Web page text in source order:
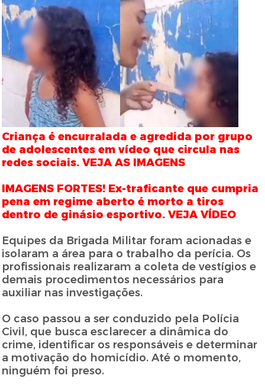
Criança é encurralada e agredida por grupo
de adolescentes em vídeo que circula nas
redes sociais. VEJA AS IMAGENS
IMAGENS FORTES! Ex-traficante que cumpria
pena em regime aberto é morto a tiros
dentro de ginásio esportivo. VEJA VÍDEO
Equipes da Brigada Militar foram acionadas e
isolaram a área para o trabalho da perícia. Os
profissionais realizaram a coleta de vestígios e
demais procedimentos necessários para
auxiliar nas investigações.
O caso passou a ser conduzido pela Polícia
Civil, que busca esclarecer a dinâmica do
crime, identificar os responsáveis e determinar
a motivação do homicídio. Até o momento,
ninguém foi preso.